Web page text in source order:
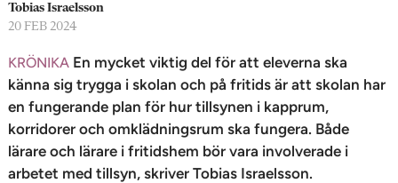
Tobias Israelsson
20 FEB 2024
KRÖNIKA En mycket viktig del för att eleverna ska
känna sig trygga i skolan och på fritids är att skolan har
en fungerande plan för hur tillsynen i kapprum,
korridorer och omklädningsrum ska fungera. Både
lärare och lärare i fritidshem bör vara involverade i
arbetet med tillsyn, skriver Tobias Israelsson.